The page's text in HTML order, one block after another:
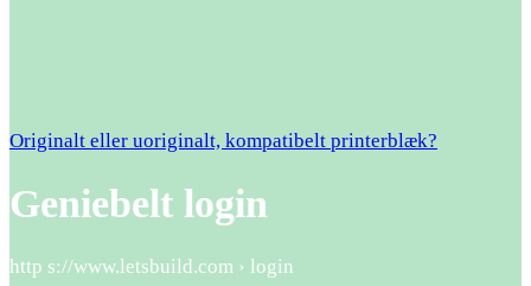
Originalt eller uoriginalt, kompatibelt printerblæk?
Geniebelt login
http s://www.letsbuild.com › login